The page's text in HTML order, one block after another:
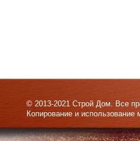
© 2013-2021 Строй Дом. Все
Копирование и